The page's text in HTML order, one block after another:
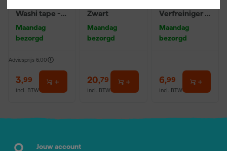
Washi tape -
Maandag
bezorgd
Adviesprijs 6,00
3,99
incl. BTW
Zwart
Maandag
bezorgd
20,79
incl. BTW
Verfreiniger –
Maandag
bezorgd
6,99
incl. BTW
Jouw account